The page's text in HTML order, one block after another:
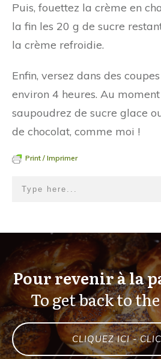
Puis, fouettez la crème en
la fin les 20 g de sucre
la crème refroidie.
Enfin, versez dans des
environ 4 heures. Au
saupoudrez de sucre glace
de chocolat, comme moi !
Print / Imprimer
Pour revenir à la
To get back to
CLIQUEZ ICI -